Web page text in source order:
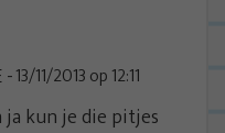
13/11/2013 op 12:11
ja kun je die pitjes